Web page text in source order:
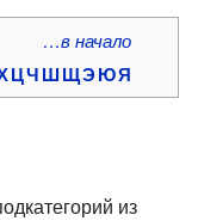
…в начало
ЦЧШЩЭЮЯ
из